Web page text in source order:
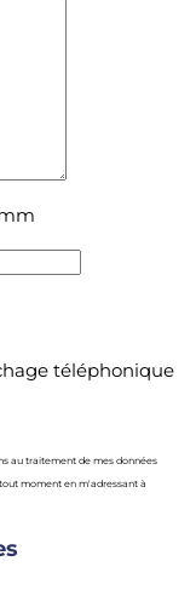
téléphonique
au traitement de mes données
moment en m'adressant à